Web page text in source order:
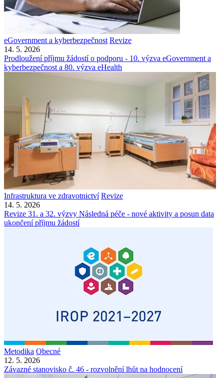
eGovernment a kyberbezpečnost Revize
14. 5. 2026
Prodloužení příjmu žádostí o podporu - 10. výzva eGovernment a
kyberbezpečnost a 80. výzva eHealth
Infrastruktura ve zdravotnictví Revize
14. 5. 2026
Revize 31. a 32. výzvy Následná péče - nové aktivity a posun data
ukončení příjmu žádostí
Metodika Obecné
12. 5. 2026
Závazné stanovisko č. 46 - rozvolnění lhůt na hodnocení